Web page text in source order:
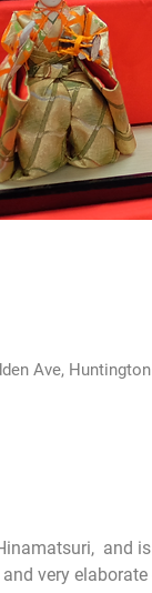
Ave,
and
very